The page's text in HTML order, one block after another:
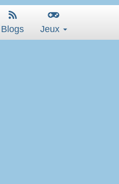
Blogs Jeux